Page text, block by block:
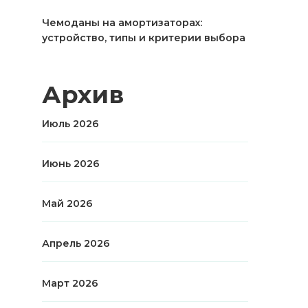
Чемоданы на амортизаторах:
устройство, типы и критерии выбора
Архив
Июль 2026
Июнь 2026
Май 2026
Апрель 2026
Март 2026